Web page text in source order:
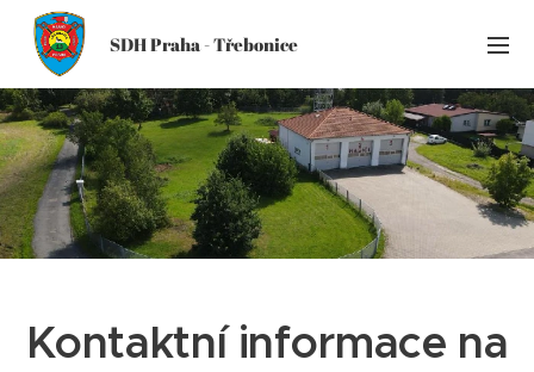
SDH Praha - Třebonice
Kontaktní informace na